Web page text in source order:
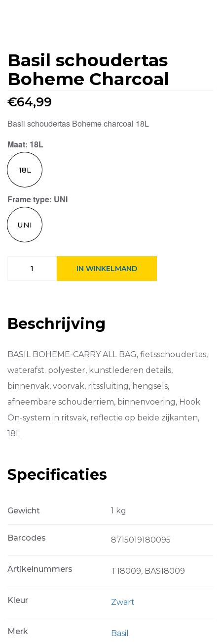
Basil schoudertas
Boheme Charcoal
€64,99
Basil schoudertas Boheme charcoal 18L
Maat: 18L
18L
Frame type: UNI
UNI
schoudertas
IN WINKELMAND
Beschrijving
BASIL BOHEME-CARRY ALL BAG, fietsschoudertas,
waterafst. polyester, kunstlederen details,
binnenvak, voorvak, ritssluiting, hengsels,
afneembare schouderriem, binnenvoering, Hook
On-system in ritsvak, reflectie op beide zijkanten,
18L
Specificaties
Gewicht 1 kg
Barcodes 8715019180095
Artikelnummers T18009, BAS18009
Kleur Zwart
Merk Basil